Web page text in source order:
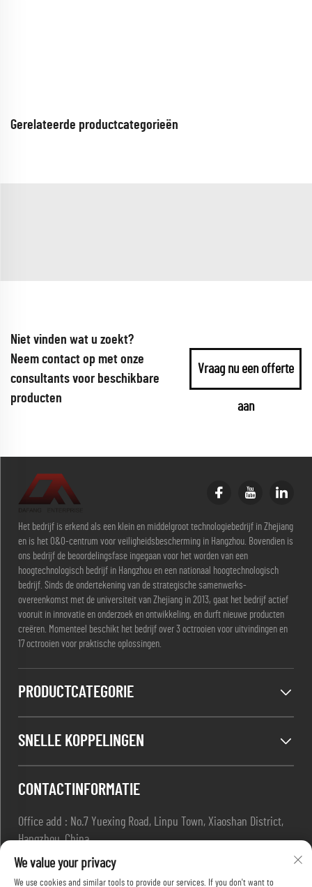
Gerelateerde productcategorieën
Niet vinden wat u zoekt?
Neem contact op met onze
consultants voor beschikbare
producten
Vraag nu een offerte
aan
Het bedrijf is erkend als een klein en middelgroot technologiebedrijf in Zhejiang
en is het O&O-centrum voor veiligheidsbescherming in Hangzhou. Bovendien is
ons bedrijf de beoordelingsfase ingegaan voor het worden van een
hoogtechnologisch bedrijf in Hangzhou en een nationaal hoogtechnologisch
bedrijf. Sinds de ondertekening van de strategische samenwerks-
overeenkomst met de universiteit van Zhejiang in 2013, gaat het bedrijf actief
vooruit in innovatie en onderzoek en ontwikkeling, en durft nieuwe producten
creëren. Momenteel beschikt het bedrijf over 3 octrooien voor uitvindingen en
17 octrooien voor praktische oplossingen.
PRODUCTCATEGORIE
SNELLE KOPPELINGEN
CONTACTINFORMATIE
Office add : No.7 Yuexing Road, Linpu Town, Xiaoshan District,
Hangzhou, China
E-mail:[email protected]
+86-13967169961
We value your privacy
We use cookies and similar tools to provide our services. If you don't want to